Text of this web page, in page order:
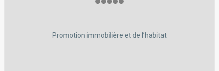
Promotion immobilière et de l’habitat